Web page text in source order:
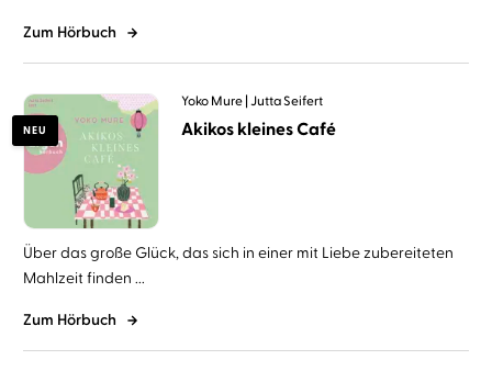
Zum Hörbuch
NEU
Yoko Mure Jutta Seifert
Akikos kleines Café
Über das große Glück, das sich in einer mit Liebe zubereiteten
Mahlzeit finden ...
Zum Hörbuch